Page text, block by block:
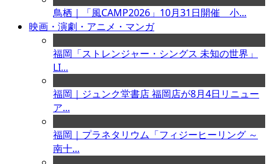
鳥栖｜「風CAMP2026」10月31日開催 小...
映画・演劇・アニメ・マンガ
福岡「ストレンジャー・シングス 未知の世界」
LI...
福岡｜ジュンク堂書店 福岡店が8月4日リニュー
ア...
福岡｜プラネタリウム「フィジーヒーリング ～
南十...